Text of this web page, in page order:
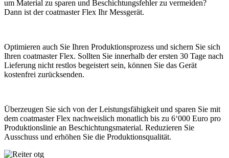
um Material zu sparen und Beschichtungsfehler zu vermeiden?
Dann ist der coatmaster Flex Ihr Messgerät.
Optimieren auch Sie Ihren Produktionsprozess und sichern Sie sich
Ihren coatmaster Flex. Sollten Sie innerhalb der ersten 30 Tage nach
Lieferung nicht restlos begeistert sein, können Sie das Gerät
kostenfrei zurücksenden.
Überzeugen Sie sich von der Leistungsfähigkeit und sparen Sie mit
dem coatmaster Flex nachweislich monatlich bis zu 6‘000 Euro pro
Produktionslinie an Beschichtungsmaterial. Reduzieren Sie
Ausschuss und erhöhen Sie die Produktionsqualität.